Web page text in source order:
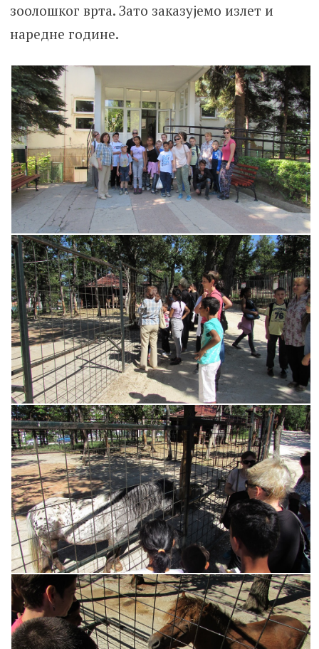
зоолошког врта. Зато заказујемо излет и
наредне године.